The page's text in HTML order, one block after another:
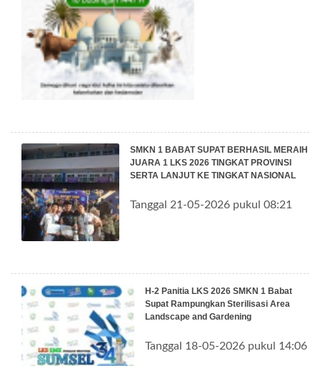
SMKN 1 BABAT SUPAT BERHASIL MERAIH
JUARA 1 LKS 2026 TINGKAT PROVINSI
SERTA LANJUT KE TINGKAT NASIONAL
Tanggal 21-05-2026 pukul 08:21
H-2 Panitia LKS 2026 SMKN 1 Babat
Supat Rampungkan Sterilisasi Area
Landscape and Gardening
Tanggal 18-05-2026 pukul 14:06